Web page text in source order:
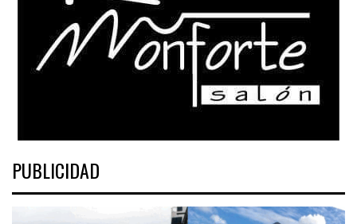
PUBLICIDAD